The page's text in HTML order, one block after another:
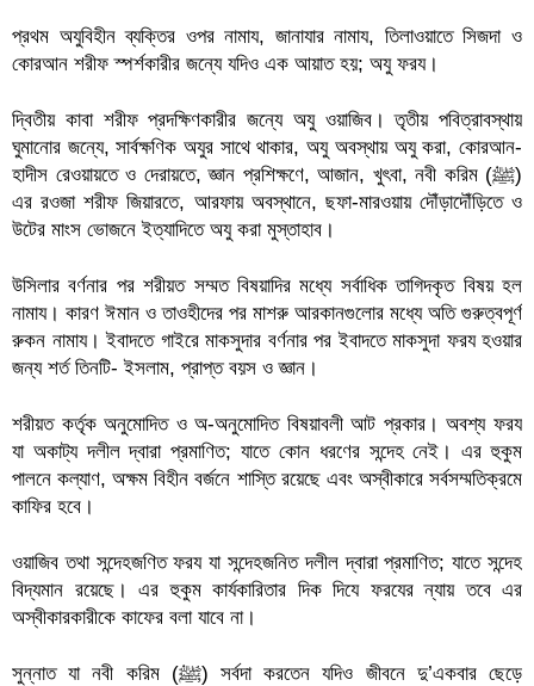
প্রথম অযুবিহীন ব্যক্তির ওপর নামায, জানাযার নামায, তিলাওয়াতে সিজদা ও
কোরআন শরীফ স্পর্শকারীর জন্যে যদিও এক আয়াত হয়; অযু ফরয।
দ্বিতীয় কাবা শরীফ প্রদক্ষিণকারীর জন্যে অযু ওয়াজিব। তৃতীয় পবিত্রাবস্থায়
ঘুমানোর জন্যে, সার্বক্ষণিক অযুর সাথে থাকার, অযু অবস্থায় অযু করা, কোরআন-
হাদীস রেওয়ায়তে ও দেরায়তে, জ্ঞান প্রশিক্ষণে, আজান, খুৎবা, নবী করিম (ﷺ)
এর রওজা শরীফ জিয়ারতে, আরফায় অবস্থানে, ছফা-মারওয়ায় দৌঁড়াদৌঁড়িতে ও
উটের মাংস ভোজনে ইত্যাদিতে অযু করা মুস্তাহাব।
উসিলার বর্ণনার পর শরীয়ত সম্মত বিষয়াদির মধ্যে সর্বাধিক তাগিদকৃত বিষয় হল
নামায। কারণ ঈমান ও তাওহীদের পর মাশরু আরকানগুলোর মধ্যে অতি গুরুত্বপূর্ণ
রুকন নামায। ইবাদতে গাইরে মাকসুদার বর্ণনার পর ইবাদতে মাকসুদা ফরয হওয়ার
জন্য শর্ত তিনটি- ইসলাম, প্রাপ্ত বয়স ও জ্ঞান।
শরীয়ত কর্তৃক অনুমোদিত ও অ-অনুমোদিত বিষয়াবলী আট প্রকার। অবশ্য ফরয
যা অকাট্য দলীল দ্বারা প্রমাণিত; যাতে কোন ধরণের সন্দেহ নেই। এর হুকুম
পালনে কল্যাণ, অক্ষম বিহীন বর্জনে শাস্তি রয়েছে এবং অস্বীকারে সর্বসম্মতিক্রমে
কাফির হবে।
ওয়াজিব তথা সন্দেহজণিত ফরয যা সন্দেহজনিত দলীল দ্বারা প্রমাণিত; যাতে সন্দেহ
বিদ্যমান রয়েছে। এর হুকুম কার্যকারিতার দিক দিযে ফরযের ন্যায় তবে এর
অস্বীকারকারীকে কাফের বলা যাবে না।
সুন্নাত যা নবী করিম (ﷺ) সর্বদা করতেন যদিও জীবনে দু’একবার ছেড়ে